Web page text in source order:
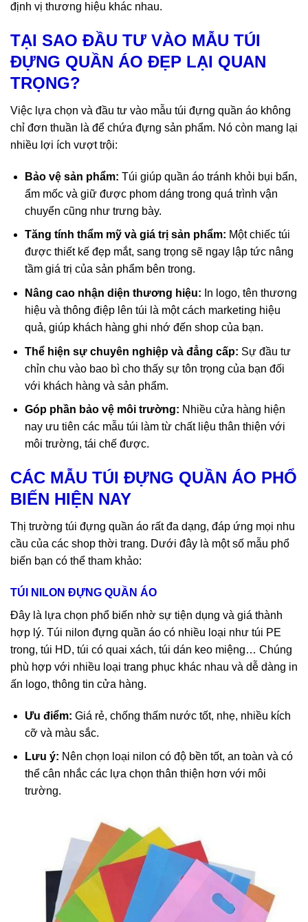
định vị thương hiệu khác nhau.
TẠI SAO ĐẦU TƯ VÀO MẪU TÚI
ĐỰNG QUẦN ÁO ĐẸP LẠI QUAN
TRỌNG?
Việc lựa chọn và đầu tư vào mẫu túi đựng quần áo không
chỉ đơn thuần là để chứa đựng sản phẩm. Nó còn mang lại
nhiều lợi ích vượt trội:
Bảo vệ sản phẩm: Túi giúp quần áo tránh khỏi bụi bẩn,
ẩm mốc và giữ được phom dáng trong quá trình vận
chuyển cũng như trưng bày.
Tăng tính thẩm mỹ và giá trị sản phẩm: Một chiếc túi
được thiết kế đẹp mắt, sang trọng sẽ ngay lập tức nâng
tầm giá trị của sản phẩm bên trong.
Nâng cao nhận diện thương hiệu: In logo, tên thương
hiệu và thông điệp lên túi là một cách marketing hiệu
quả, giúp khách hàng ghi nhớ đến shop của bạn.
Thể hiện sự chuyên nghiệp và đẳng cấp: Sự đầu tư
chỉn chu vào bao bì cho thấy sự tôn trọng của bạn đối
với khách hàng và sản phẩm.
Góp phần bảo vệ môi trường: Nhiều cửa hàng hiện
nay ưu tiên các mẫu túi làm từ chất liệu thân thiện với
môi trường, tái chế được.
CÁC MẪU TÚI ĐỰNG QUẦN ÁO PHỔ
BIẾN HIỆN NAY
Thị trường túi đựng quần áo rất đa dạng, đáp ứng mọi nhu
cầu của các shop thời trang. Dưới đây là một số mẫu phổ
biến bạn có thể tham khảo:
TÚI NILON ĐỰNG QUẦN ÁO
Đây là lựa chọn phổ biến nhờ sự tiện dụng và giá thành
hợp lý. Túi nilon đựng quần áo có nhiều loại như túi PE
trong, túi HD, túi có quai xách, túi dán keo miệng… Chúng
phù hợp với nhiều loại trang phục khác nhau và dễ dàng in
ấn logo, thông tin cửa hàng.
Ưu điểm: Giá rẻ, chống thấm nước tốt, nhẹ, nhiều kích
cỡ và màu sắc.
Lưu ý: Nên chọn loại nilon có độ bền tốt, an toàn và có
thể cân nhắc các lựa chọn thân thiện hơn với môi
trường.